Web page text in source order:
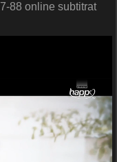
88 online subtitrat